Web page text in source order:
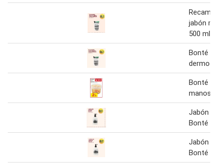
jabón
500 ml
Bonté -
dermo
Bonté -
manos
Jabón
Bonté
Jabón
Bonté